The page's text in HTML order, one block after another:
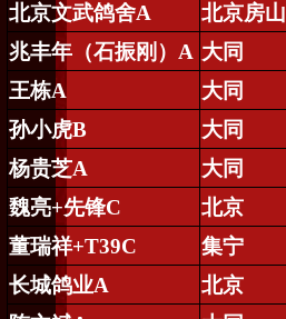
北京文武鸽舍A 北京房山
兆丰年（石振刚） A 大同
王栋A 大同
孙小虎B 大同
杨贵芝A 大同
魏亮+先锋C 北京
董瑞祥+T39C 集宁
长城鸽业A 北京